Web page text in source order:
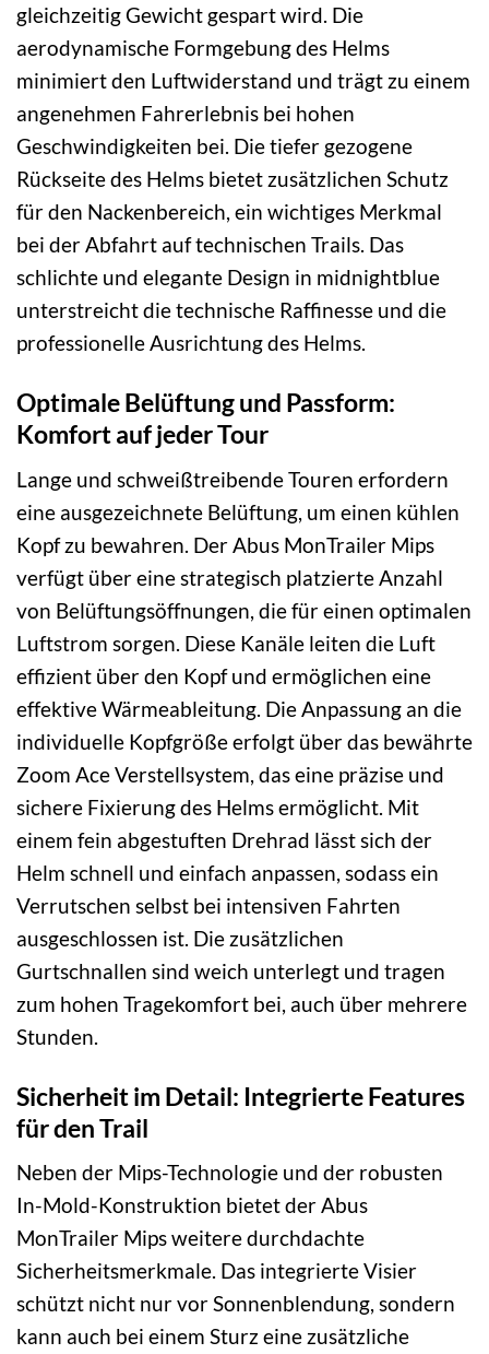
gleichzeitig Gewicht gespart wird. Die
aerodynamische Formgebung des Helms
minimiert den Luftwiderstand und trägt zu einem
angenehmen Fahrerlebnis bei hohen
Geschwindigkeiten bei. Die tiefer gezogene
Rückseite des Helms bietet zusätzlichen Schutz
für den Nackenbereich, ein wichtiges Merkmal
bei der Abfahrt auf technischen Trails. Das
schlichte und elegante Design in midnightblue
unterstreicht die technische Raffinesse und die
professionelle Ausrichtung des Helms.
Optimale Belüftung und Passform:
Komfort auf jeder Tour
Lange und schweißtreibende Touren erfordern
eine ausgezeichnete Belüftung, um einen kühlen
Kopf zu bewahren. Der Abus MonTrailer Mips
verfügt über eine strategisch platzierte Anzahl
von Belüftungsöffnungen, die für einen optimalen
Luftstrom sorgen. Diese Kanäle leiten die Luft
effizient über den Kopf und ermöglichen eine
effektive Wärmeableitung. Die Anpassung an die
individuelle Kopfgröße erfolgt über das bewährte
Zoom Ace Verstellsystem, das eine präzise und
sichere Fixierung des Helms ermöglicht. Mit
einem fein abgestuften Drehrad lässt sich der
Helm schnell und einfach anpassen, sodass ein
Verrutschen selbst bei intensiven Fahrten
ausgeschlossen ist. Die zusätzlichen
Gurtschnallen sind weich unterlegt und tragen
zum hohen Tragekomfort bei, auch über mehrere
Stunden.
Sicherheit im Detail: Integrierte Features
für den Trail
Neben der Mips-Technologie und der robusten
In-Mold-Konstruktion bietet der Abus
MonTrailer Mips weitere durchdachte
Sicherheitsmerkmale. Das integrierte Visier
schützt nicht nur vor Sonnenblendung, sondern
kann auch bei einem Sturz eine zusätzliche